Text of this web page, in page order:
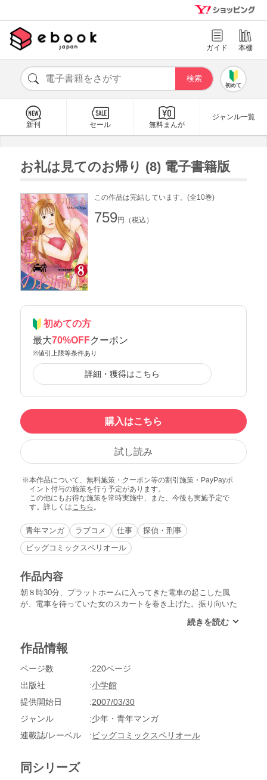
ガイド 本棚
初めて
新刊 セール 無料まんが
ジャンル一覧
お礼は見てのお帰り (8) 電子書籍版
この作品は完結しています。(全10巻)
759円（税込）
初めての方
最大70%OFFクーポン
※値引上限等条件あり
詳細・獲得はこちら
購入はこちら
試し読み
本作品について、無料施策・クーポン等の割引施策・PayPayポ
イント付与の施策を行う予定があります。
この他にもお得な施策を常時実施中、また、今後も実施予定で
す。詳しくはこちら 。
青年マンガ ラブコメ 仕事
探偵・刑事
ビッグコミックスペリオール
作品内容
朝８時30分、プラットホームに入ってきた電車の起こした風
が、電車を待っていた女のスカートを巻き上げた。振り向いた
うものだ」と言い残してひとり電車に乗り込むのだった。その
をやっつけてしまう。ムチムチのボディコンに身を包み、茶色
見イケイケ女、しかしその実態は礼儀に厚くて弱いものの強い
味方。そんな彼女が正義のために日々戦う、婦人警官物語！
作品情報
ページ数
220ページ
出版社
小学館
提供開始日
2007/03/30
ジャンル
少年・青年マンガ
連載誌/レーベル
ビッグコミックスペリオール
同シリーズ